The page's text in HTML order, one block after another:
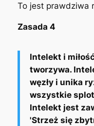
To jest prawdziwa
Zasada 4
Intelekt i
tworzywa.
węzły i unika
wszystkie
Intelekt jest
'Strzeż się